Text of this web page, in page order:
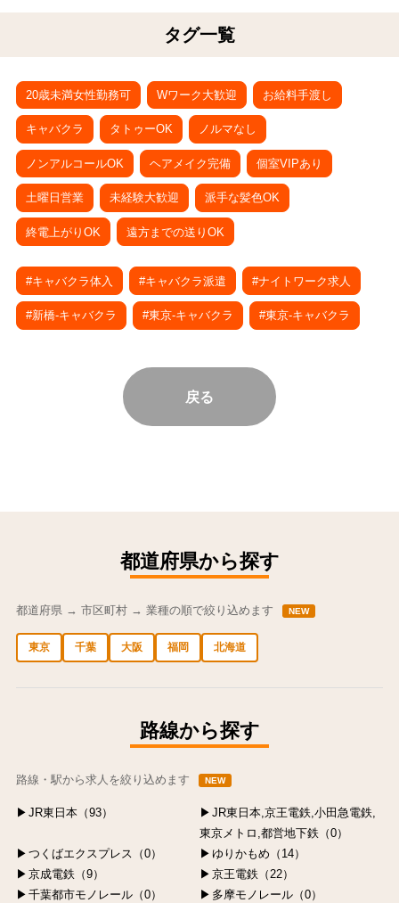
タグ一覧
20歳未満女性勤務可 Wワーク大歓迎 お給料手渡し
キャバクラ タトゥーOK ノルマなし
ノンアルコールOK ヘアメイク完備 個室VIPあり
土曜日営業 未経験大歓迎 派手な髪色OK
終電上がりOK 遠方までの送りOK
#キャバクラ体入 #キャバクラ派遣 #ナイトワーク求人
#新橋-キャバクラ #東京-キャバクラ #東京-キャバクラ
戻る
都道府県から探す
都道府県 → 市区町村 → 業種の順で絞り込めます NEW
東京 千葉 大阪 福岡 北海道
路線から探す
路線・駅から求人を絞り込めます NEW
JR東日本（93）
JR東日本,京王電鉄,小田急電鉄,
東京メトロ,都営地下鉄（0）
つくばエクスプレス（0）
ゆりかもめ（14）
京成電鉄（9）
京王電鉄（22）
千葉都市モノレール（0）
多摩モノレール（0）